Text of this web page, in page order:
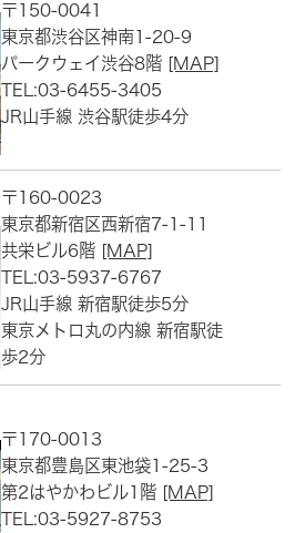
〒150-0041
東京都渋谷区神南1-20-9
パークウェイ渋谷8階 [MAP]
TEL:03-6455-3405
JR山手線 渋谷駅徒歩4分
〒160-0023
東京都新宿区西新宿7-1-11
共栄ビル6階 [MAP]
TEL:03-5937-6767
JR山手線 新宿駅徒歩5分
東京メトロ丸の内線 新宿駅徒
歩2分
〒170-0013
東京都豊島区東池袋1-25-3
第2はやかわビル1階 [MAP]
TEL:03-5927-8753